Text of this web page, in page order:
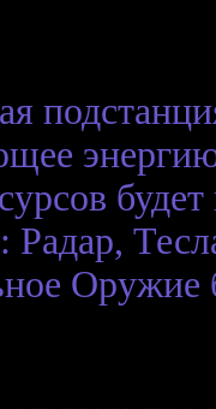
Радар,
Оружие